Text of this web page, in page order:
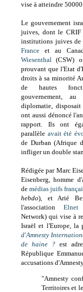
vise à atteindre
Le gouvernement
juives, dont le CRIF
institutions juives de
France et au
Wiesenthal (CSW)
prouvant que l'Etat
droits à sa minorité
de hautes
gouvernement,
diplomatie,
ont aussi dénoncé
rapport. Ils ont
parallèle avait été
de Durban (Afrique
infliger un double
Rédigée par Marc
Eisenberg, homme
demédias juifs
hebdo), et Arié
l'associationElnet
Network) qui vise à
Israël et l'Europe,
d'Amnesty
de haine ? est
République
accusations
"Amnesty
Territoires et